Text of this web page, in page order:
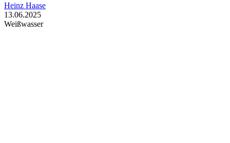
Heinz Haase
13.06.2025
Weißwasser